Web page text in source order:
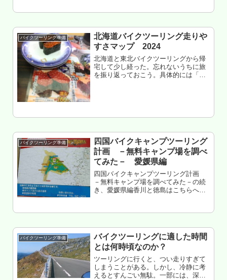
バイクツーリング準備
北海道バイクツーリング走りや
すさマップ 2024
北海道と東北バイクツーリングから帰
宅して少し経った。忘れないうちに旅
を振り返っておこう。具体的には「ど
バイクツーリング準備
四国バイクキャンプツーリング
計画 －無料キャンプ場を調べ
てみた－ 愛媛県編
四国バイクキャンプツーリング計画
－無料キャンプ場を調べてみた－の続
き、愛媛県編香川と徳島はこちらへ高
中予、東予 愛媛県南予 愛媛県のまとめ
バイクツーリング準備
バイクツーリングに適した時間
とは何時頃なのか？
ツーリングに行くと、つい走りすぎて
しまうことがある。しかし、冷静に考
えるとすんごい無駄。一部には、深夜